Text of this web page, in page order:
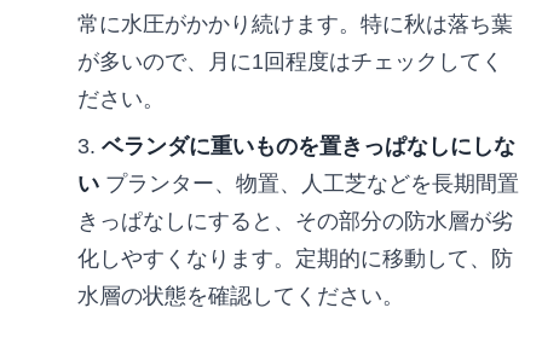
常に水圧がかかり続けます。特に秋は落ち葉
が多いので、月に1回程度はチェックしてく
ださい。
ベランダに重いものを置きっぱなしにしな
いプランター、物置、人工芝などを長期間置
きっぱなしにすると、その部分の防水層が劣
化しやすくなります。定期的に移動して、防
水層の状態を確認してください。